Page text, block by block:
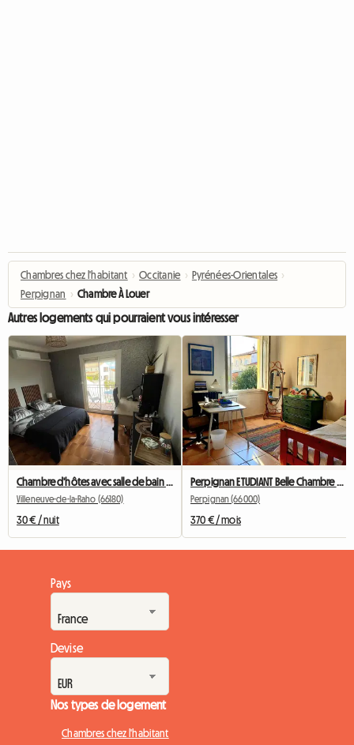
Chambres chez l'habitant › Occitanie › Pyrénées-Orientales ›
Perpignan › Chambre À Louer
Autres logements qui pourraient vous intéresser
Villeneuve-de-la-Raho (66180)
30 € / nuit
Perpignan (66000)
370 € / mois
Pays
Devise
Nos types de logement
Chambres chez l'habitant